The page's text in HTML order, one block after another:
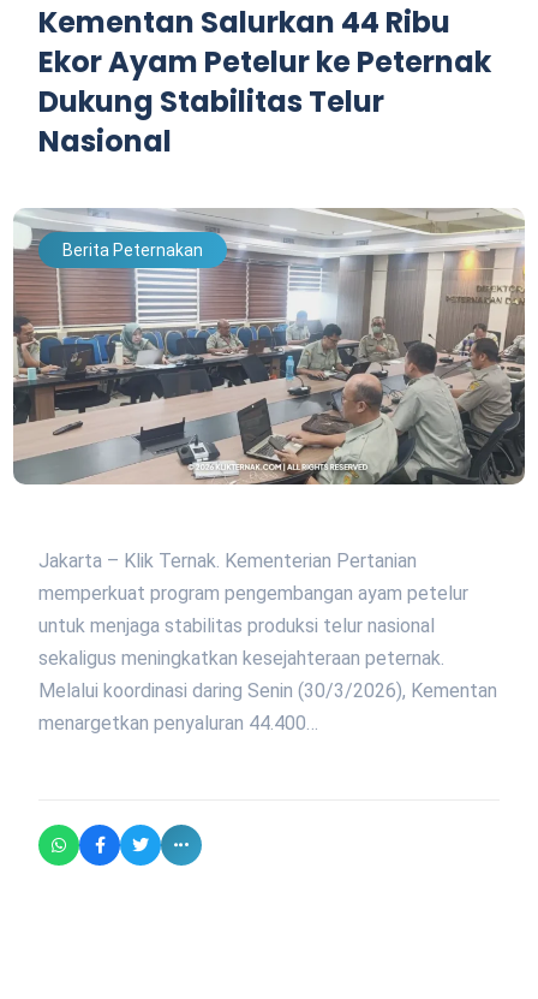
Kementan Salurkan 44 Ribu
Ekor Ayam Petelur ke Peternak
Dukung Stabilitas Telur
Nasional
Berita Peternakan
Jakarta – Klik Ternak. Kementerian Pertanian
memperkuat program pengembangan ayam petelur
untuk menjaga stabilitas produksi telur nasional
sekaligus meningkatkan kesejahteraan peternak.
Melalui koordinasi daring Senin (30/3/2026), Kementan
menargetkan penyaluran 44.400…